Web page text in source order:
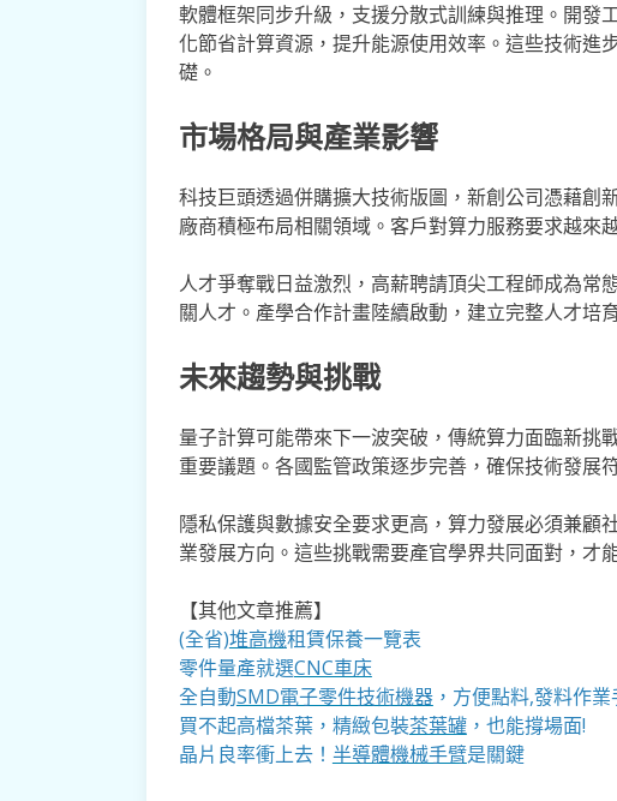
軟體框架同步升級，支援分散式訓練與推理。開發
化節省計算資源，提升能源使用效率。這些技術進
礎。
市場格局與產業影響
科技巨頭透過併購擴大技術版圖，新創公司憑藉創
廠商積極布局相關領域。客戶對算力服務要求越來
人才爭奪戰日益激烈，高薪聘請頂尖工程師成為常
關人才。產學合作計畫陸續啟動，建立完整人才培
未來趨勢與挑戰
量子計算可能帶來下一波突破，傳統算力面臨新挑
重要議題。各國監管政策逐步完善，確保技術發展
隱私保護與數據安全要求更高，算力發展必須兼顧
業發展方向。這些挑戰需要產官學界共同面對，才
【其他文章推薦】
(全省)堆高機租賃保養一覽表
零件量產就選CNC車床
全自動SMD電子零件技術機器，方便點料,發料作
買不起高檔茶葉，精緻包裝茶葉罐，也能撐場面!
晶片良率衝上去！ 半導體機械手臂是關鍵